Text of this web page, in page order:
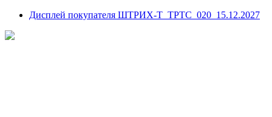
Дисплей покупателя ШТРИХ-Т_ТРТС_020_15.12.2027